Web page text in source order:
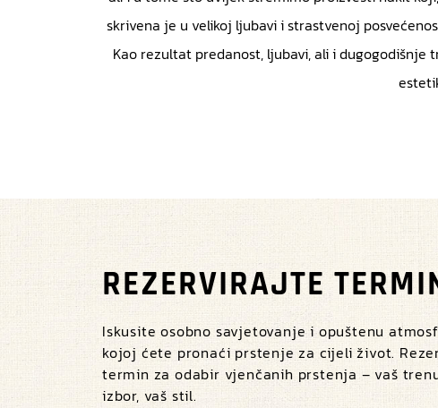
skrivena je u velikoj ljubavi i strastvenoj
Kao rezultat predanost, ljubavi, ali i
REZERVIRAJTE
Iskusite osobno savjetovanje i opuštenu
kojoj ćete pronaći prstenje za cijeli život.
termin za odabir vjenčanih prstenja – vaš
izbor, vaš stil.